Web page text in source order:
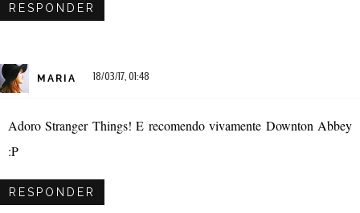
RESPONDER
MARIA 18/03/17, 01:48
Adoro Stranger Things! E recomendo vivamente Downton Abbey
:P
RESPONDER